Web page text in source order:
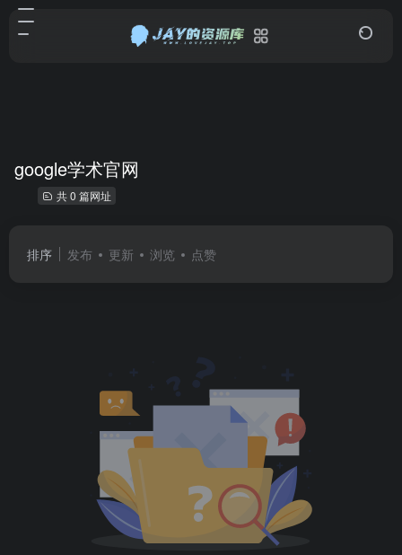
google学术官网
共 0 篇网址
排序 发布 更新 浏览 点赞